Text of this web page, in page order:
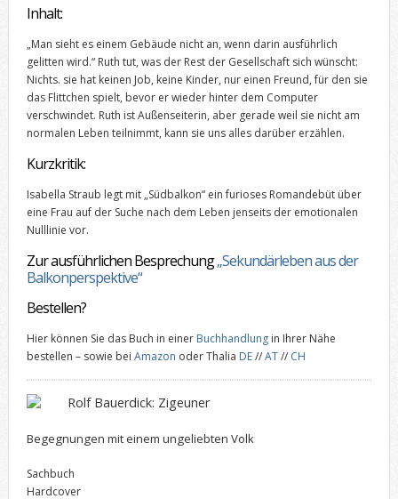
Inhalt:
„Man sieht es einem Gebäude nicht an, wenn darin ausführlich
gelitten wird.“ Ruth tut, was der Rest der Gesellschaft sich wünscht:
Nichts. sie hat keinen Job, keine Kinder, nur einen Freund, für den sie
das Flittchen spielt, bevor er wieder hinter dem Computer
verschwindet. Ruth ist Außenseiterin, aber gerade weil sie nicht am
normalen Leben teilnimmt, kann sie uns alles darüber erzählen.
Kurzkritik:
Isabella Straub legt mit „Südbalkon“ ein furioses Romandebüt über
eine Frau auf der Suche nach dem Leben jenseits der emotionalen
Nulllinie vor.
Zur ausführlichen Besprechung„Sekundärleben aus der
Balkonperspektive“
Bestellen?
Hier können Sie das Buch in einer Buchhandlungin Ihrer Nähe
bestellen – sowie bei Amazon oder Thalia DE//AT// CH
Rolf Bauerdick: Zigeuner
Begegnungen mit einem ungeliebten Volk
Sachbuch
Hardcover